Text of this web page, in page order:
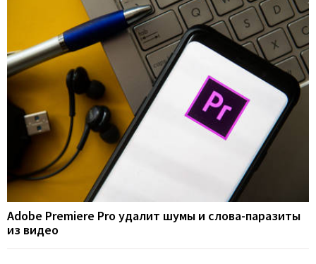
Adobe Premiere Pro удалит шумы и слова-паразиты
из видео